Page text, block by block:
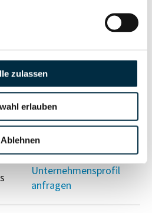
zulassen
erlauben
Ablehnen
Vollständiges
anfragen
Vollständiges
Unternehmensprofil
anfragen